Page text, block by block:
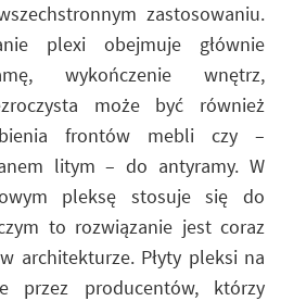
zastosowaniu.
plexi obejmuje głównie
wykończenie wnętrz,
może być również
frontów mebli czy –
litym – do antyramy. W
pleksę stosuje się do
to rozwiązanie jest coraz
architekturze. Płyty pleksi na
przez producentów, którzy